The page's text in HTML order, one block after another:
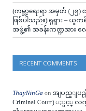
(ကမ္ဘာ့ရေးရာ အမှတ် (၂၅)
ဖြစ်ပါသည်။) ရုရှား – ယူက
အဖွဲ့၏ အခန်းကဏ္ဍအား လေ့
RECENT COMMENTS
ThayNinGa on အျပည္ျပည္ဆို
Criminal Court) ႏွင့္